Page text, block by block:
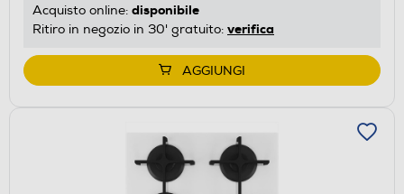
Acquisto online: disponibile
Ritiro in negozio in 30' gratuito: verifica
AGGIUNGI